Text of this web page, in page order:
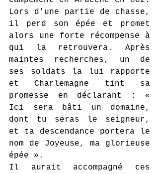
Lors d'une partie de chasse,
il perd son épée et promet
alors une forte récompense à
qui la retrouvera. Après
maintes recherches, un de
ses soldats la lui rapporte
et Charlemagne tint sa
promesse en déclarant : «
Ici sera bâti un domaine,
dont tu seras le seigneur,
et ta descendance portera le
nom de Joyeuse, ma glorieuse
épée ».
Il aurait accompagné ces